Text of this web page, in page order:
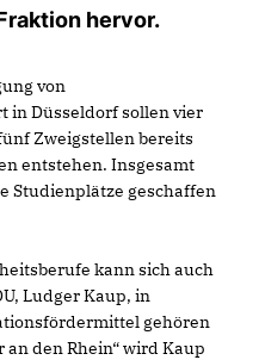
hervor.
von
in Düsseldorf sollen vier
Zweigstellen bereits
entstehen. Insgesamt
Studienplätze geschaffen
kann sich auch
Ludger Kaup, in
gehören
den Rhein“ wird Kaup